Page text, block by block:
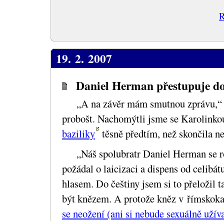
19. 2. 2007
Daniel Herman přestupuje
„A na závěr mám smutnou
probošt. Nachomýtli jsme se
baziliky těsně předtím, než skončila
„Náš spolubratr Daniel Herman se
požádal o laicizaci a dispens od
hlasem. Do češtiny jsem si to přeložil
být knězem. A protože kněz v
se neožení (ani si nebude sexuálně